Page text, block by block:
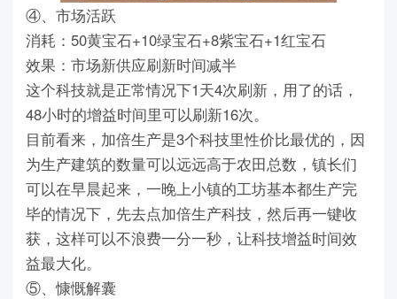
④、市场活跃
消耗：50黄宝石+10绿宝石+8紫宝石+1红宝石
效果：市场新供应刷新时间减半
这个科技就是正常情况下1天4次刷新，用了的话，
48小时的增益时间里可以刷新16次。
目前看来，加倍生产是3个科技里性价比最优的，因
为生产建筑的数量可以远远高于农田总数，镇长们
可以在早晨起来，一晚上小镇的工坊基本都生产完
毕的情况下，先去点加倍生产科技，然后再一键收
获，这样可以不浪费一分一秒，让科技增益时间效
益最大化。
⑤、慷慨解囊